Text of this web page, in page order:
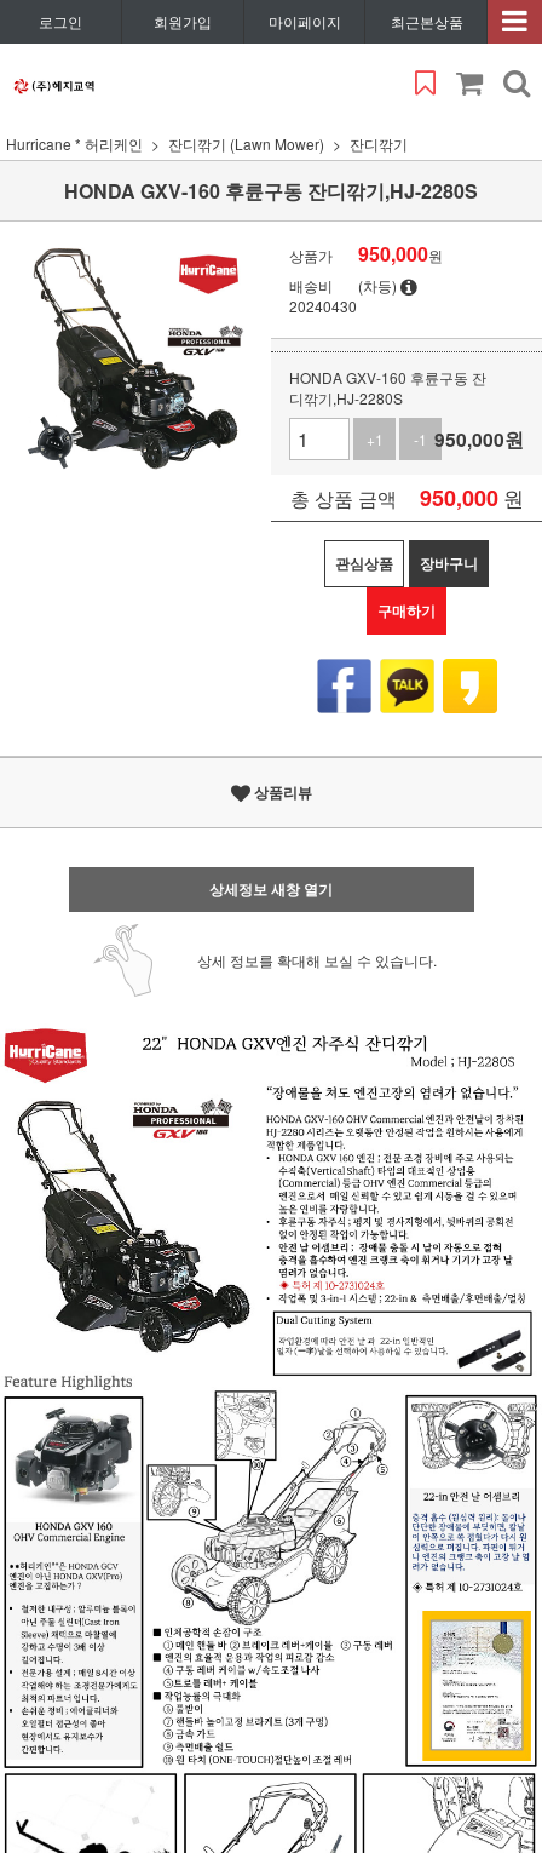
로그인 회원가입 마이페이지 최근본상품
Hurricane * 허리케인 잔디깎기 (Lawn Mower) 잔디깎기
HONDA GXV-160 후륜구동 잔디깎기,HJ-2280S
상품가 950,000원
배송비
(차등)
20240430
HONDA GXV-160 후륜구동 잔
디깎기,HJ-2280S
+1
-1 950,000원
총 상품 금액 950,000 원
관심상품 장바구니
구매하기
상품리뷰
상세정보 새창 열기
상세 정보를 확대해 보실 수 있습니다.